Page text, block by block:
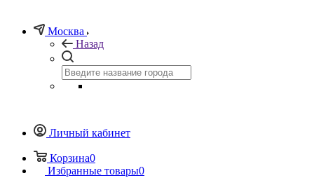
Москва
Назад
Личный кабинет
Корзина0
Избранные товары0